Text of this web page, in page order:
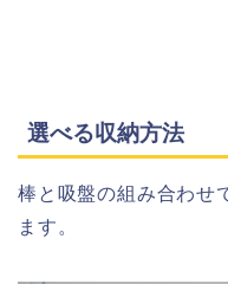
選べる収納方法
棒と吸盤の組み合わせ
ます。